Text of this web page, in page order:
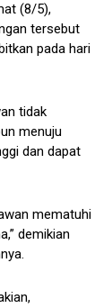
(8/5),
tersebut
pada hari
tidak
menuju
dan dapat
mematuhi
demikian